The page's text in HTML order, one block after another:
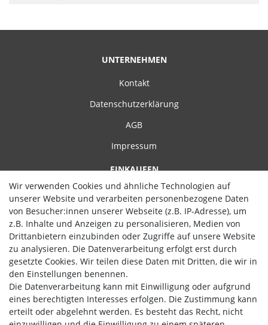
UNTERNEHMEN
Kontakt
Datenschutzerklärung
AGB
Impressum
EINKAUFEN
Zahlungsarten
Versand
Widerrufsrecht
Hilfe
Vertrag widerrufen
WIR AKZEPTIEREN
Wir verwenden Cookies und ähnliche Technologien auf
unserer Website und verarbeiten personenbezogene Daten
von Besucher:innen unserer Webseite (z.B. IP-Adresse), um
z.B. Inhalte und Anzeigen zu personalisieren, Medien von
Drittanbietern einzubinden oder Zugriffe auf unsere Website
zu analysieren. Die Datenverarbeitung erfolgt erst durch
gesetzte Cookies. Wir teilen diese Daten mit Dritten, die wir in
den Einstellungen benennen.
Die Datenverarbeitung kann mit Einwilligung oder aufgrund
eines berechtigten Interesses erfolgen. Die Zustimmung kann
erteilt oder abgelehnt werden. Es besteht das Recht, nicht